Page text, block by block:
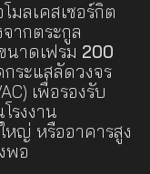
มลเคสเซอร์กิต
จากตระกูล
นาดเฟรม 200
ระแสลัดวงจร
เพื่อรองรับ
รงงาน
ญ่ หรืออาคารสูง
พอ